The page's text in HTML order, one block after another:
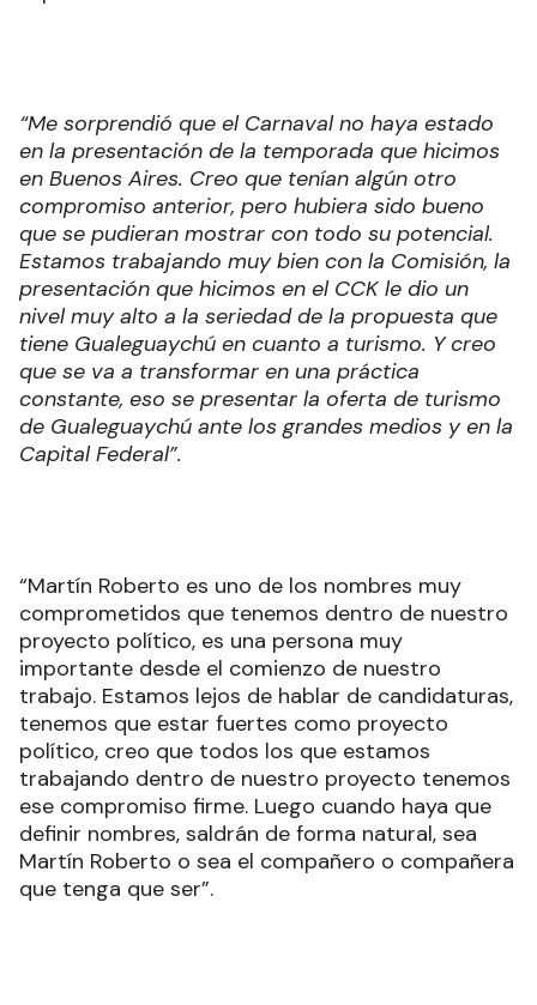
“Me sorprendió que el Carnaval no haya estado
en la presentación de la temporada que hicimos
en Buenos Aires. Creo que tenían algún otro
compromiso anterior, pero hubiera sido bueno
que se pudieran mostrar con todo su potencial.
Estamos trabajando muy bien con la Comisión, la
presentación que hicimos en el CCK le dio un
nivel muy alto a la seriedad de la propuesta que
tiene Gualeguaychú en cuanto a turismo. Y creo
que se va a transformar en una práctica
constante, eso se presentar la oferta de turismo
de Gualeguaychú ante los grandes medios y en la
Capital Federal”.
“Martín Roberto es uno de los nombres muy
comprometidos que tenemos dentro de nuestro
proyecto político, es una persona muy
importante desde el comienzo de nuestro
trabajo. Estamos lejos de hablar de candidaturas,
tenemos que estar fuertes como proyecto
político, creo que todos los que estamos
trabajando dentro de nuestro proyecto tenemos
ese compromiso firme. Luego cuando haya que
definir nombres, saldrán de forma natural, sea
Martín Roberto o sea el compañero o compañera
que tenga que ser”.